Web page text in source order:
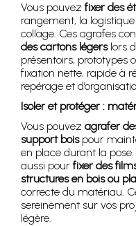
Vous pouvez fixer des
rangement, la
collage. Ces agrafes
des cartons légerslors
présentoirs, prototypes
fixation nette, rapide à
repérage et
Isoler et protéger :
Vous pouvez agrafer
support boispour
en place durant la
aussi pour fixer des
structures en bois ou
correcte du matériau.
sereinement sur vos
légère.